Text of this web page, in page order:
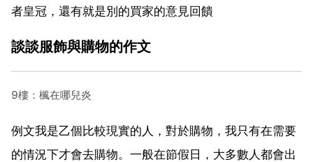
者皇冠，還有就是別的買家的意見回饋
談談服飾與購物的作文
9樓：楓在哪兒炎
例文我是乙個比較現實的人，對於購物，我只有在需要
的情況下才會去購物。一般在節假日，大多數人都會出